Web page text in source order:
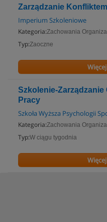
Zarządzanie
Imperium Szkoleniowe
Kategoria:Zachowania
Typ:Zaoczne
Szkolenie-Zarządzanie
Pracy
Szkoła Wyższa Psychologii
Kategoria:Zachowania
Typ:W ciągu tygodnia